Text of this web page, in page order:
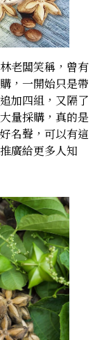
老闆笑稱，曾有
，一開始只是帶
加四組，又隔了
量採購，真的是
名聲，可以有這
廣給更多人知